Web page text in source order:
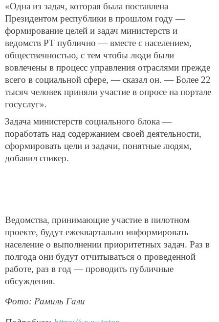
«Одна из задач, которая была поставлена
Президентом республики в прошлом году —
формирование целей и задач министерств и
ведомств РТ публично — вместе с населением,
общественностью, с тем чтобы люди были
вовлечены в процесс управления отраслями прежде
всего в социальной сфере, — сказал он. — Более 22
тысяч человек приняли участие в опросе на портале
госуслуг».
Задача министерств социального блока —
поработать над содержанием своей деятельности,
сформировать цели и задачи, понятные людям,
добавил спикер.
Ведомства, принимающие участие в пилотном
проекте, будут ежеквартально информировать
население о выполнении приоритетных задач. Раз в
полгода они будут отчитываться о проведенной
работе, раз в год — проводить публичные
обсуждения.
Фото: Рамиль Гали